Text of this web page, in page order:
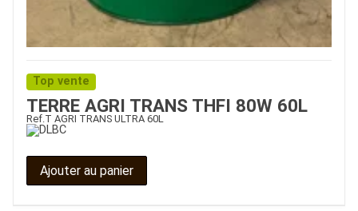
Top vente
TERRE AGRI TRANS THFI 80W 60L
Ref. T AGRI TRANS ULTRA 60L
Ajouter au panier